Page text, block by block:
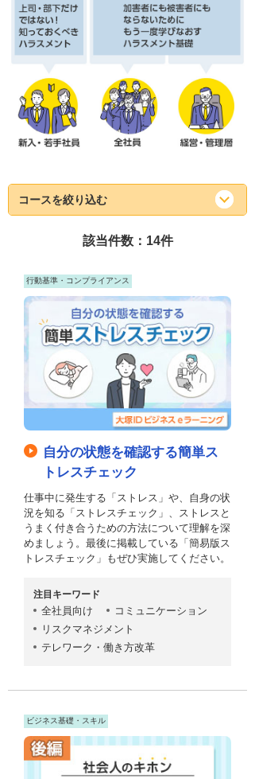
コースを絞り込む
該当件数： 14件
行動基準・コンプライアンス
自分の状態を確認する簡単ス
トレスチェック
仕事中に発生する「ストレス」や、自身の状
況を知る「ストレスチェック」、ストレスと
うまく付き合うための方法について理解を深
めましょう。最後に掲載している「簡易版ス
トレスチェック」もぜひ実施してください。
注目キーワード
全社員向け
コミュニケーション
リスクマネジメント
テレワーク・働き方改革
ビジネス基礎・スキル